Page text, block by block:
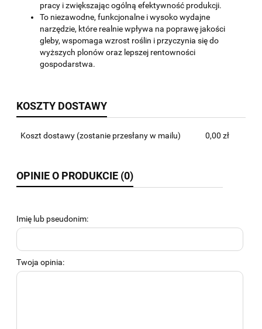
pracy i zwiększając ogólną efektywność produkcji.
To niezawodne, funkcjonalne i wysoko wydajne
narzędzie, które realnie wpływa na poprawę jakości
gleby, wspomaga wzrost roślin i przyczynia się do
wyższych plonów oraz lepszej rentowności
gospodarstwa.
KOSZTY DOSTAWY
Koszt dostawy (zostanie przesłany w mailu) 0,00 zł
OPINIE O PRODUKCIE (0)
Imię lub pseudonim:
Twoja opinia: